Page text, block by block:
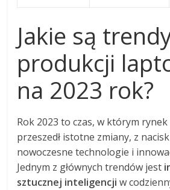
Jakie są
produkcji
na 2023 rok?
Rok 2023 to czas, w którym
przeszedł istotne zmiany, z
nowoczesne technologie i
Jednym z głównych trendów jest
sztucznej inteligencji w